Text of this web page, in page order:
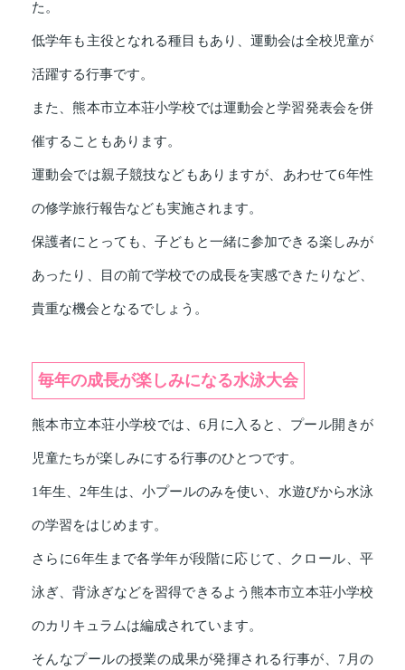
た。
低学年も主役となれる種目もあり、運動会は全校児童が
活躍する行事です。
また、熊本市立本荘小学校では運動会と学習発表会を併
催することもあります。
運動会では親子競技などもありますが、あわせて6年性
の修学旅行報告なども実施されます。
保護者にとっても、子どもと一緒に参加できる楽しみが
あったり、目の前で学校での成長を実感できたりなど、
貴重な機会となるでしょう。
毎年の成長が楽しみになる水泳大会
熊本市立本荘小学校では、6月に入ると、プール開きが
児童たちが楽しみにする行事のひとつです。
1年生、2年生は、小プールのみを使い、水遊びから水泳
の学習をはじめます。
さらに6年生まで各学年が段階に応じて、クロール、平
泳ぎ、背泳ぎなどを習得できるよう熊本市立本荘小学校
のカリキュラムは編成されています。
そんなプールの授業の成果が発揮される行事が、7月の